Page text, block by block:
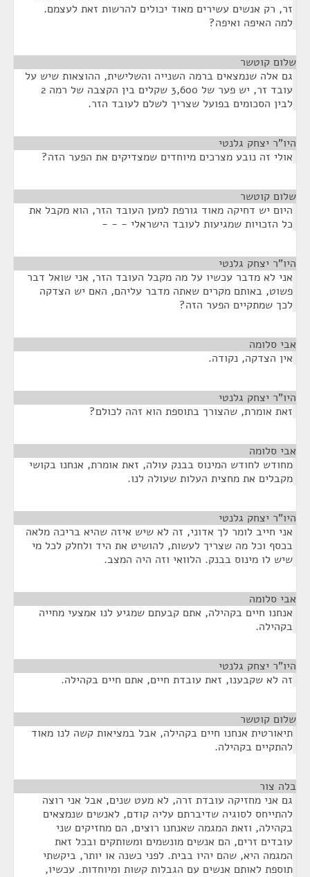
זר, רק אנשים עשירים מאוד יכולים להרשות זאת לעצמם.
למה האיפה ואיפה?
שלום קוטשר
גם אלה שנמצאים ברמה השנייה והשלישית, ההוצאות שיש על
עובד זר, יש פער של 3,600 שקלים בין הקצבה של רמה 2
לבין הסכומים בפועל שצריך לשלם לעובד הזר.
היו"ר יצחק גלנטי
אולי זה נובע מצרכים מיוחדים שמצדיקים את הפער הזה?
שלום קוטשר
היום יש דחיקה מאוד גורפת למען העובד הזר, הוא מקבל את
כל הזכויות שמגיעות לעובד הישראלי - - -
היו"ר יצחק גלנטי
אני לא מדבר עכשיו על מה מקבל העובד הזר, אני שואל דבר
פשוט, באותם מקרים שאתה מדבר עליהם, האם יש הצדקה
לכך שמתקיים הפער הזה?
אבי סלומה
אין הצדקה, נקודה.
היו"ר יצחק גלנטי
זאת אומרת, שהצורך בתוספת הוא זהה לכולם?
אבי סלומה
מחודש לחודש המינוס בבנק עולה, זאת אומרת, אנחנו בקושי
מקבלים את מחצית העלות שעולה לנו.
היו"ר יצחק גלנטי
אני חייב לומר לך אדוני, זה לא שיש איזה שהיא בריכה מלאה
בכסף וכל מה שצריך לעשות, להושיט את היד ולחלק לכל מי
שיש לו מינוס בבנק. הלוואי וזה היה המצב.
אבי סלומה
אנחנו חיים בקהילה, אתם קבעתם שמגיע לנו אמצעי מחייה
בקהילה.
היו"ר יצחק גלנטי
זה לא שקבענו, זאת עובדת חיים, אתם חיים בקהילה.
שלום קוטשר
תיאורטית אנחנו חיים בקהילה, אבל במציאות קשה לנו מאוד
להתקיים בקהילה.
בלה צור
גם אני מחזיקה עובדת זרה, לא מעט שנים, אבל אני רוצה
להתייחס לסוגיה שדיברתם עליה קודם, לאנשים שנמצאים
בקהילה, וזאת המגמה שאנחנו רוצים, הם מחזיקים שני
עובדים זרים, הם אנשים מונשמים ומשותקים ובכל זאת
המגמה היא, שהם יהיו בבית. לפני כשנה או יותר, ביקשתי
תוספת לאותם אנשים עם הגבלות קשות ומיוחדות. עכשיו,